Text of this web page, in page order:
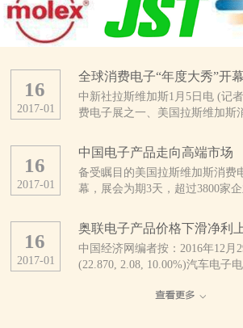
全球消费电子“年度大秀”开
中新社拉斯维加斯1月5日电 (记
费电子展之一、美国拉斯维加斯
呈。 当天上午，拉斯维加斯会
的人与找停车位的车都排起了长
人头攒动、摩肩接踵。 据CES
术协会统计，今年有3800多家公
备、智能终端、健康医疗、无线
网等几乎整个消费技术生态系
斯会展中心，仿佛是电子产品的
中激起更引人注目的浪花，参展
显神通。 来自中国的综合通
2017-01
16
中国电子产品走向高端市场
备受瞩目的美国拉斯维加斯消费
幕，展会为期3天，超过3800家
超过1/3来自中国。 中国厂
美国消费技术协会近日发布的报
全球贸易不确定性增加的影响，
品支出将继续下降。但分地区看
去几年来，中国已经发展为非常
2017-01
16
奥联电子产品价格下滑净利
中国经济网编者按：2016年12月
(22.870, 2.08, 10.00%)汽车电子
市，股票代码：300585。公司是
2017-01
16